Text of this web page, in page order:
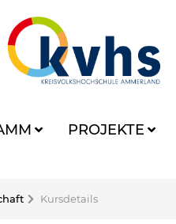
PROJEKTE
Kursdetails